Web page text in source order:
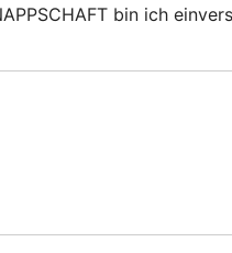
bin ich